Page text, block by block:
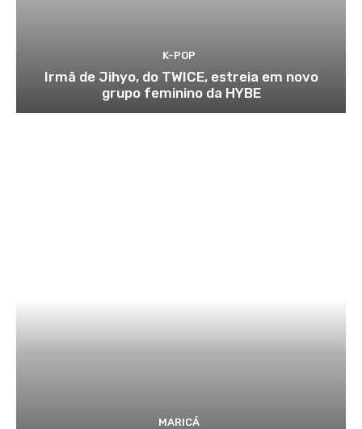
K-POP
Irmã de Jihyo, do TWICE, estreia em novo
grupo feminino da HYBE
MARICÁ